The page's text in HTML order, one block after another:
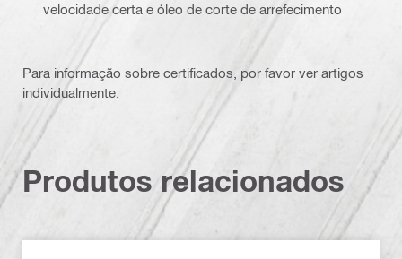
velocidade certa e óleo de corte de arrefecimento
Para informação sobre certificados, por favor ver artigos
individualmente.
Produtos relacionados